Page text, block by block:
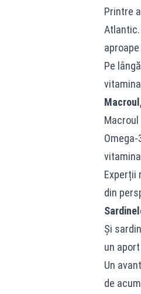
Printre
Atlantic.
Pe
Experții
din
Și
un
Un
de